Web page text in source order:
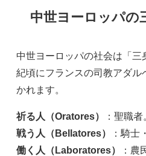
中世ヨーロッパの
中世ヨーロッパの社会は「
紀頃にフランスの司教アダ
かれます。
祈る人（Oratores）
：聖職
戦う人（Bellatores）
：騎士
働く人（Laboratores）
：農